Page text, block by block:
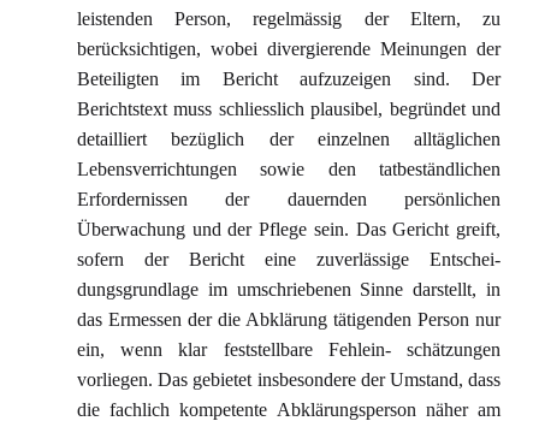
leistenden Person, regelmässig der Eltern, zu
berücksichtigen, wobei divergierende Meinungen der
Beteiligten im Bericht aufzuzeigen sind. Der
Berichtstext muss schliesslich plausibel, begründet und
detailliert bezüglich der einzelnen alltäglichen
Lebensverrichtungen sowie den tatbeständlichen
Erfordernissen der dauernden persönlichen
Überwachung und der Pflege sein. Das Gericht greift,
sofern der Bericht eine zuverlässige Entschei-
dungsgrundlage im umschriebenen Sinne darstellt, in
das Ermessen der die Abklärung tätigenden Person nur
ein, wenn klar feststellbare Fehlein- schätzungen
vorliegen. Das gebietet insbesondere der Umstand, dass
die fachlich kompetente Abklärungsperson näher am